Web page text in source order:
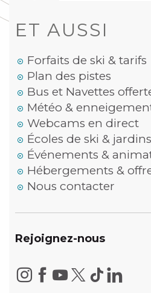
ET AUSSI
Forfaits de ski & tarifs
Plan des pistes
Bus et Navettes
Météo &
Webcams en direct
Écoles de ski &
Événements &
Hébergements &
Nous contacter
Rejoignez-nous